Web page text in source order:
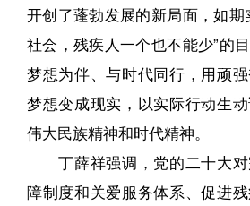
开创了蓬勃发展的新局面，如期
社会，残疾人一个也不能少”的
梦想为伴、与时代同行，用顽
梦想变成现实，以实际行动生
伟大民族精神和时代精神。
丁薛祥强调，党的二十大对
障制度和关爱服务体系、促进